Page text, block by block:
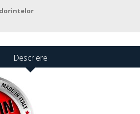
Descriere